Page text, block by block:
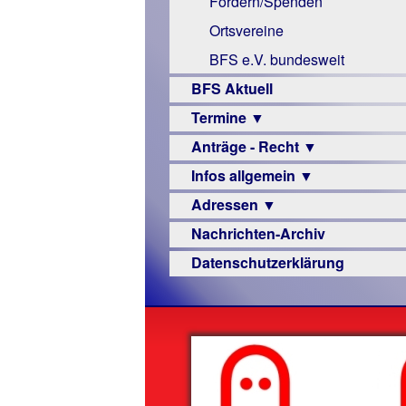
Links
Ortsvereine
BFS e.V. bundesweit
BFS Aktuell
Termine ▼
Veranstaltungsprogramme
Anträge - Recht ▼
Archiv
Urteile
Infos allgemein ▼
Sehbehinderung
Frühförderung
Schule
–
Beruf
Senioren
Hilfsmittel
Adressen ▼
Augenoptiker
Berufsbildungswerke
Hörbüchereien
Reha-
Nachrichten-Archiv
Datenschutzerklärung